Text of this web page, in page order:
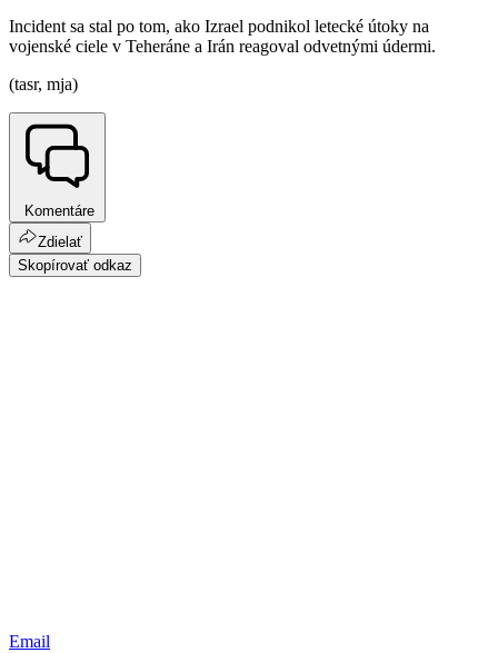
Incident sa stal po tom, ako Izrael podnikol letecké útoky na
vojenské ciele v Teheráne a Irán reagoval odvetnými údermi.
(tasr, mja)
Komentáre
Zdielať
Skopírovať odkaz
Email